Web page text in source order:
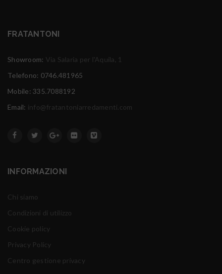
FRATANTONI
Showroom: Via Salaria per l'Aquila, 1
Telefono: 0746.481965
Mobile: 335.7088192
Email: info@fratantoniarredamenti.com
INFORMAZIONI
Chi siamo
Condizioni di utilizzo
Cookie policy
Privacy Policy
Centro gestione privacy